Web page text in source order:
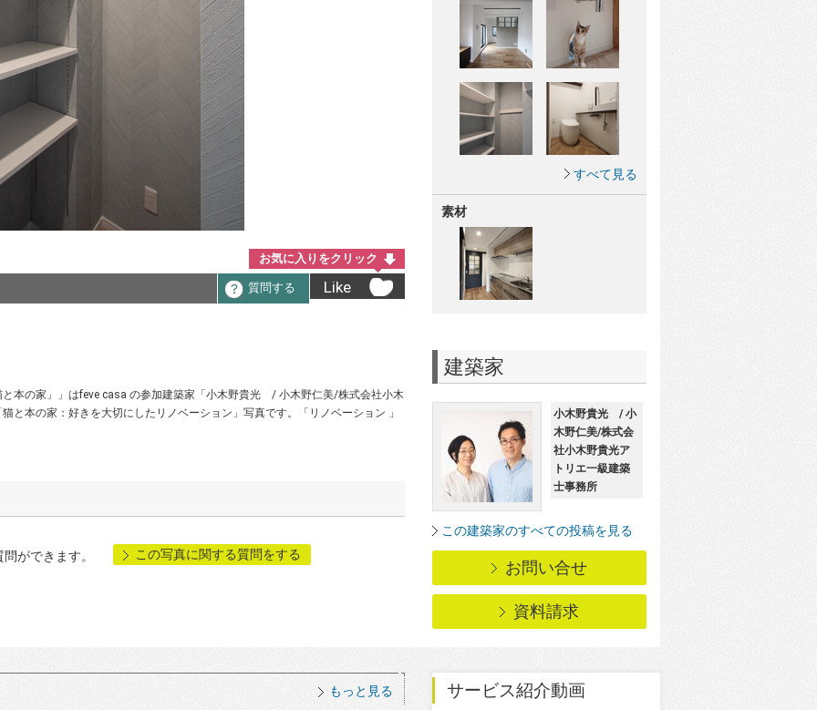
お気に入りをクリック
質問する Like
本の家」」はfeve casa の参加建築家「小木野貴光 / 小木野仁美/株式会社小木
と本の家：好きを大切にしたリノベーション」写真です。「リノベーション 」
ができます。 この写真に関する質問をする
すべて見る
素材
建築家
小木野貴光 / 小
木野仁美/株式会
社小木野貴光ア
トリエ一級建築
士事務所
この建築家のすべての投稿を見る
お問い合せ
資料請求
もっと見る サービス紹介動画